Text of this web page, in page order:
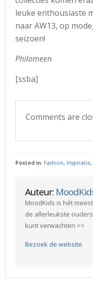
leuke enthousiaste
naar AW13, op
seizoen!
Philomeen
[ssba]
Comments are
Posted in: Fashion, Inspiratie,
Auteur:
MoodKids is hét
de allerleukste
kunt verwachten >>
Bezoek de website